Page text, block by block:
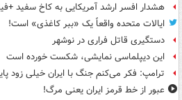
هشدار افسر ارشد آمریکایی به کاخ سفید
ایالات متحده واقعاً یک «ببر کاغذی» است!
دستگیری قاتل فراری در نوشهر
این دیپلماسی نمایشی، شکست خورده است
ترامپ: فکر می‌کنم جنگ با ایران خیلی زود
عبور از خط قرمز ایران یعنی مرگ!